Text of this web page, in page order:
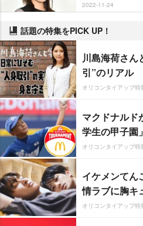
2022-11-24
話題の特集をPICK UP！
川島海荷さん
引”のリアル
オリコンタイアップ特
マクドナルド
学生の甲子園」
オリコンタイアップ特
イケメンてん
情ラブに胸キ
オリコンタイアップ特